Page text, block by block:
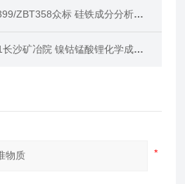
众标 硅铁成分分析标准物质
冶院 镍钴锰酸锂化学成分分析质控样